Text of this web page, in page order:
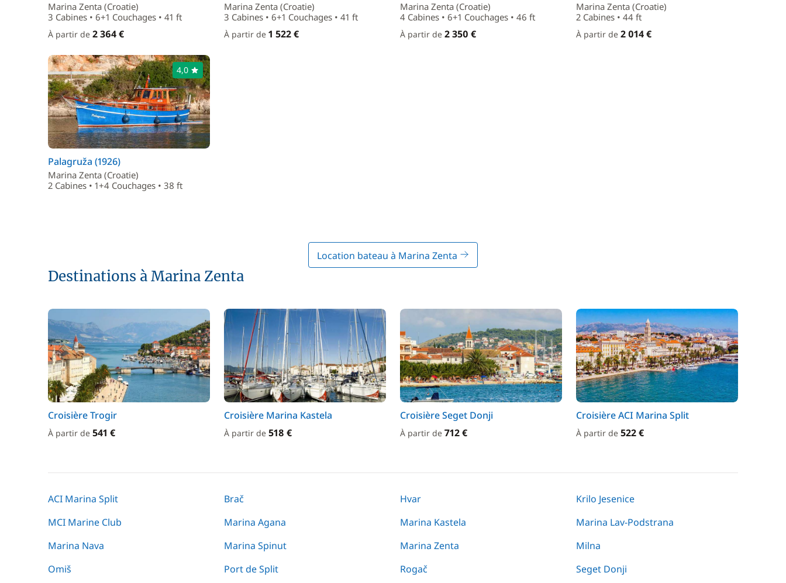
Marina Zenta (Croatie)
3 Cabines • 6+1 Couchages • 41 ft
À partir de 2 364 €
Marina Zenta (Croatie)
3 Cabines • 6+1 Couchages • 41 ft
À partir de 1 522 €
Marina Zenta (Croatie)
4 Cabines • 6+1 Couchages • 46 ft
À partir de 2 350 €
Marina Zenta (Croatie)
2 Cabines • 44 ft
À partir de 2 014 €
4,0
Palagruža (1926)
Marina Zenta (Croatie)
2 Cabines • 1+4 Couchages • 38 ft
Location bateau à Marina Zenta
Destinations à Marina Zenta
Croisière Trogir
À partir de 541 €
Croisière Marina Kastela
À partir de 518 €
Croisière Seget Donji
À partir de 712 €
Croisière ACI Marina Split
À partir de 522 €
ACI Marina Split Brač Hvar
Krilo Jesenice
MCI Marine Club
Marina Agana Marina Kastela
Marina Lav-Podstrana
Marina Nava
Marina Spinut Marina Zenta
Milna
Omiš
Port de Split Rogač
Seget Donji